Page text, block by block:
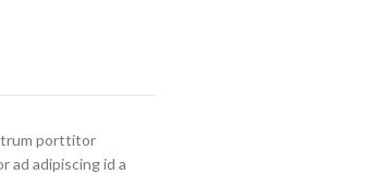
porttitor
adipiscing id a